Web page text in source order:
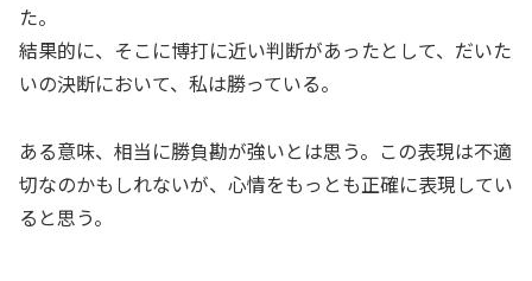
た。
結果的に、そこに博打に近い判断があったとして、だいた
いの決断において、私は勝っている。
ある意味、相当に勝負勘が強いとは思う。この表現は不適
切なのかもしれないが、心情をもっとも正確に表現してい
ると思う。